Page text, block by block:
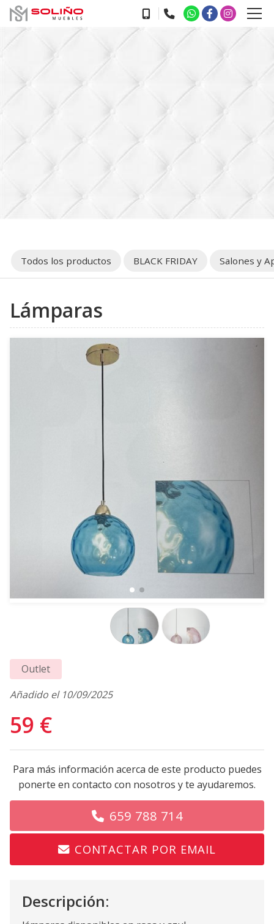
Todos los productos BLACK FRIDAY Salones y
Lámparas
Outlet
Añadido el 10/09/2025
59 €
Para más información acerca de este producto puedes
ponerte en contacto con nosotros y te ayudaremos.
659 788 714
CONTACTAR POR EMAIL
Descripción: